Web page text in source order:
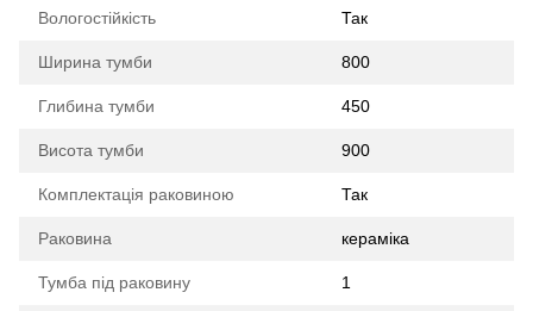
Вологостійкість Так
Ширина тумби 800
Глибина тумби 450
Висота тумби 900
Комплектація раковиною Так
Раковина кераміка
Тумба під раковину 1